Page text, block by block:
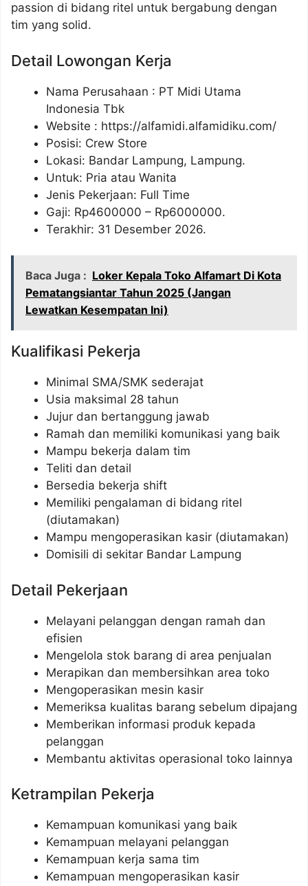
passion di bidang ritel untuk bergabung dengan
tim yang solid.
Detail Lowongan Kerja
Nama Perusahaan : PT Midi Utama
Indonesia Tbk
Website : https://alfamidi.alfamidiku.com/
Posisi: Crew Store
Lokasi: Bandar Lampung, Lampung.
Untuk: Pria atau Wanita
Jenis Pekerjaan: Full Time
Gaji: Rp4600000 – Rp6000000.
Terakhir: 31 Desember 2026.
Baca Juga : Loker Kepala Toko Alfamart Di Kota
Pematangsiantar Tahun 2025 (Jangan
Lewatkan Kesempatan Ini)
Kualifikasi Pekerja
Minimal SMA/SMK sederajat
Usia maksimal 28 tahun
Jujur dan bertanggung jawab
Ramah dan memiliki komunikasi yang baik
Mampu bekerja dalam tim
Teliti dan detail
Bersedia bekerja shift
Memiliki pengalaman di bidang ritel
(diutamakan)
Mampu mengoperasikan kasir (diutamakan)
Domisili di sekitar Bandar Lampung
Detail Pekerjaan
Melayani pelanggan dengan ramah dan
efisien
Mengelola stok barang di area penjualan
Merapikan dan membersihkan area toko
Mengoperasikan mesin kasir
Memeriksa kualitas barang sebelum dipajang
Memberikan informasi produk kepada
pelanggan
Membantu aktivitas operasional toko lainnya
Ketrampilan Pekerja
Kemampuan komunikasi yang baik
Kemampuan melayani pelanggan
Kemampuan kerja sama tim
Kemampuan mengoperasikan kasir